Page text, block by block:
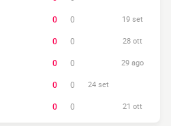
0 0 19 set
0 0 28 ott
0 0 29 ago
0 0 24 set
0 0 21 ott